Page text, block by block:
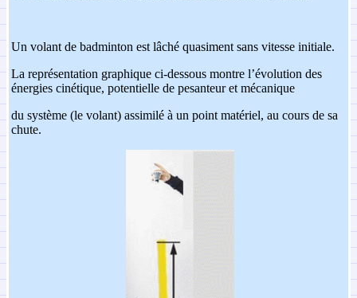
Un volant de badminton est lâché quasiment sans vitesse initiale.
La représentation graphique ci-dessous montre l’évolution des
énergies cinétique, potentielle de pesanteur et mécanique
du système (le volant) assimilé à un point matériel, au cours de sa
chute.